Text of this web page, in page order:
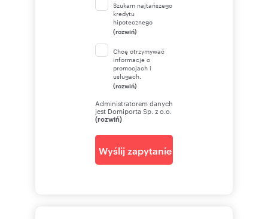
Szukam najtańszego
kredytu
hipotecznego
(rozwiń)
Chcę otrzymywać
informacje o
promocjach i
usługach.
(rozwiń)
Administratorem danych
jest Domiporta Sp. z o.o.
(rozwiń)
Wyślij zapytanie